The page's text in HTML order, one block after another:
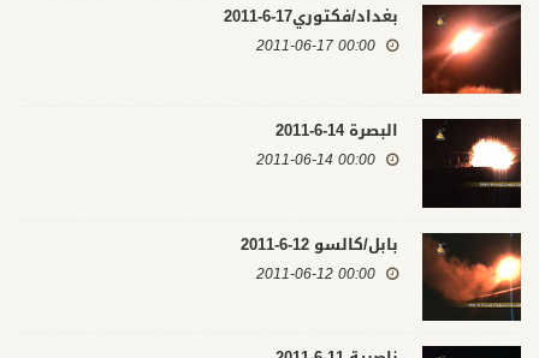
بغداد/فكتوري17-6-2011
00:00 2011-06-17
البصرة 14-6-2011
00:00 2011-06-14
بابل/كالسو 12-6-2011
00:00 2011-06-12